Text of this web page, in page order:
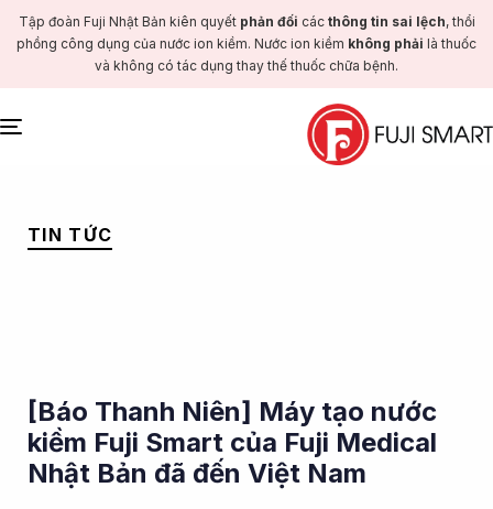
Tập đoàn Fuji Nhật Bản kiên quyết phản đối các thông tin sai lệch, thổi
phồng công dụng của nước ion kiềm. Nước ion kiềm không phải là thuốc
và không có tác dụng thay thế thuốc chữa bệnh.
Toggle
TIN TỨC
[Báo Thanh Niên] Máy tạo nước
kiềm Fuji Smart của Fuji Medical
Nhật Bản đã đến Việt Nam